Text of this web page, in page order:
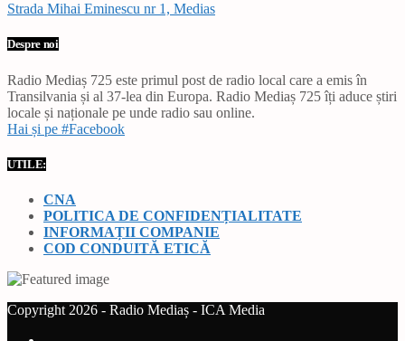
Strada Mihai Eminescu nr 1, Medias
Despre noi
Radio Mediaș 725 este primul post de radio local care a emis în
Transilvania și al 37-lea din Europa. Radio Mediaș 725 îți aduce știri
locale și naționale pe unde radio sau online.
Hai și pe #Facebook
UTILE:
CNA
POLITICA DE CONFIDENȚIALITATE
INFORMAȚII COMPANIE
COD CONDUITĂ ETICĂ
Copyright 2026 - Radio Mediaș - ICA Media